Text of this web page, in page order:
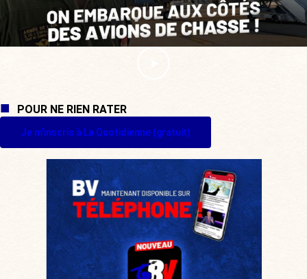
POUR NE RIEN RATER
Je m'inscris à La Quotidienne (gratuit)